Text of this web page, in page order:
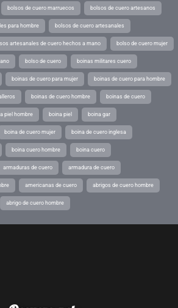
bolsos de cuero marruecos bolsos de cuero artesanos
para hombre bolsos de cuero artesanales
artesanales de cuero hechos a mano bolso de cuero mujer
bolso de cuero boinas militares cuero
boinas de cuero para mujer boinas de cuero para hombre
boinas de cuero hombre boinas de cuero
piel hombre boina piel boina gar
boina de cuero mujer boina de cuero inglesa
boina cuero hombre boina cuero
armaduras de cuero armadura de cuero
americanas de cuero abrigos de cuero hombre
abrigo de cuero hombre